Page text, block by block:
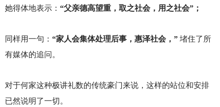
她得体地表示： “父亲德高望重，取之社会，用之社会”；
同样用一句： “家人会集体处理后事，惠泽社会，” 堵住了所
有媒体的追问。
对于何家这种极讲礼数的传统豪门来说，这样的站位和安排
已然说明了一切。